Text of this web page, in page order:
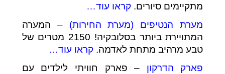
מתקיימים סיורים. קראו עוד…
מערת הנטיפים (מערת החירות) – המערה
המתויירת ביותר בסלובקיה! 2150 מטרים של
טבע מרהיב מתחת לאדמה. קראו עוד…
פארק הדרקון – פארק חוויתי לילדים עם